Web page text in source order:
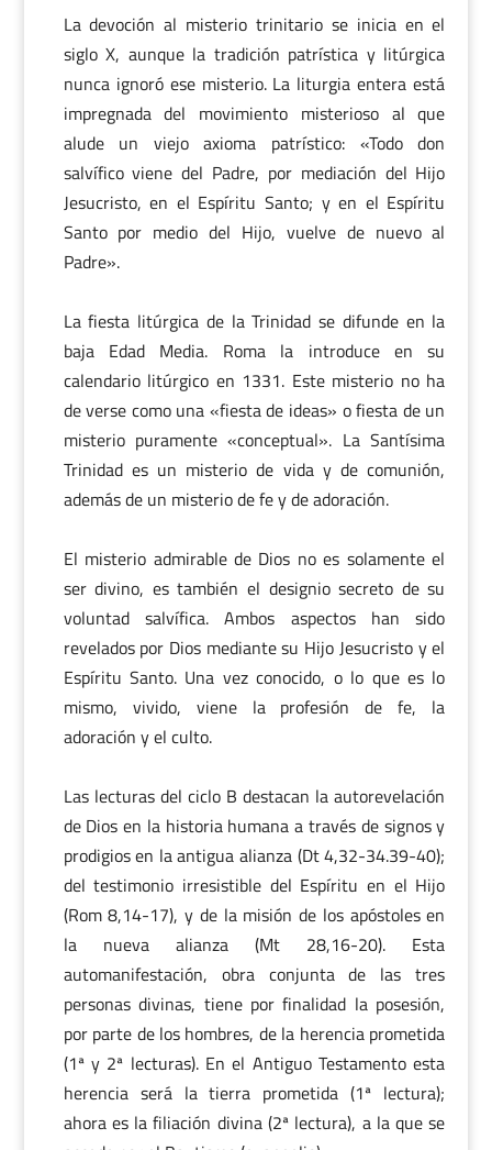
La devoción al misterio trinitario se inicia en el
siglo X, aunque la tradición patrística y litúrgica
nunca ignoró ese misterio. La liturgia entera está
impregnada del movimiento misterioso al que
alude un viejo axioma patrístico: «Todo don
salvífico viene del Padre, por mediación del Hijo
Jesucristo, en el Espíritu Santo; y en el Espíritu
Santo por medio del Hijo, vuelve de nuevo al
Padre».
La fiesta litúrgica de la Trinidad se difunde en la
baja Edad Media. Roma la introduce en su
calendario litúrgico en 1331. Este misterio no ha
de verse como una «fiesta de ideas» o fiesta de un
misterio puramente «conceptual». La Santísima
Trinidad es un misterio de vida y de comunión,
además de un misterio de fe y de adoración.
El misterio admirable de Dios no es solamente el
ser divino, es también el designio secreto de su
voluntad salvífica. Ambos aspectos han sido
revelados por Dios mediante su Hijo Jesucristo y el
Espíritu Santo. Una vez conocido, o lo que es lo
mismo, vivido, viene la profesión de fe, la
adoración y el culto.
Las lecturas del ciclo B destacan la autorevelación
de Dios en la historia humana a través de signos y
prodigios en la antigua alianza (Dt 4,32-34.39-40);
del testimonio irresistible del Espíritu en el Hijo
(Rom 8,14-17), y de la misión de los apóstoles en
la nueva alianza (Mt 28,16-20). Esta
automanifestación, obra conjunta de las tres
personas divinas, tiene por finalidad la posesión,
por parte de los hombres, de la herencia prometida
(1ª y 2ª lecturas). En el Antiguo Testamento esta
herencia será la tierra prometida (1ª lectura);
ahora es la filiación divina (2ª lectura), a la que se